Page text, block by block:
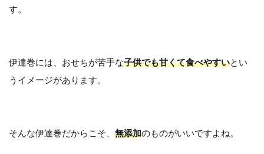
す。
伊達巻には、おせちが苦手な子供でも甘くて食べやすいとい
うイメージがあります。
そんな伊達巻だからこそ、 無添加のものがいいですよね。